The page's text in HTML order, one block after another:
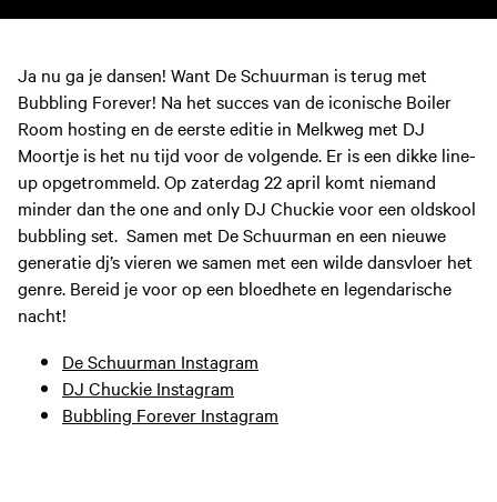
Ja nu ga je dansen! Want De Schuurman is terug met
Bubbling Forever! Na het succes van de iconische Boiler
Room hosting en de eerste editie in Melkweg met DJ
Moortje is het nu tijd voor de volgende. Er is een dikke line-
up opgetrommeld. Op zaterdag 22 april komt niemand
minder dan the one and only DJ Chuckie voor een oldskool
bubbling set. Samen met De Schuurman en een nieuwe
generatie dj’s vieren we samen met een wilde dansvloer het
genre. Bereid je voor op een bloedhete en legendarische
nacht!
De Schuurman Instagram
DJ Chuckie Instagram
Bubbling Forever Instagram